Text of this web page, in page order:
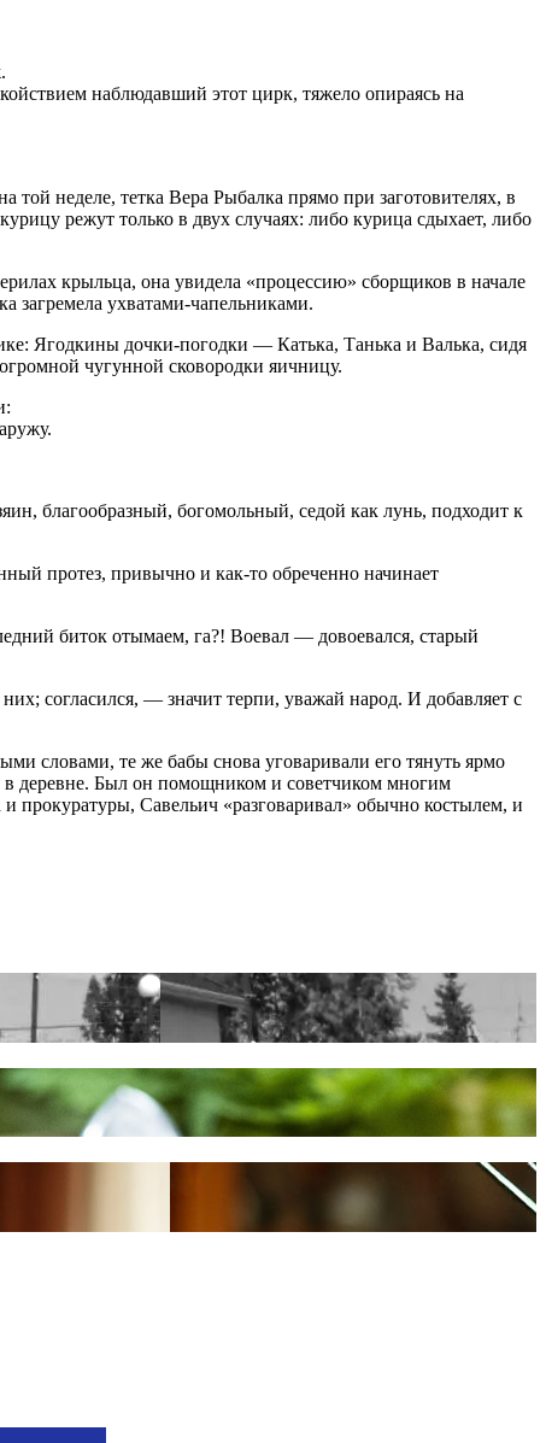
наблюдавший этот цирк, тяжело опираясь на
неделе, тетка Вера Рыбалка прямо при заготовителях, в
режут только в двух случаях: либо курица сдыхает, либо
крыльца, она увидела «процессию» сборщиков в начале
загре­мела ухватами-чапельниками.
Ягодкины дочки-погодки — Катька, Танька и Валька, сидя
чугунной сковородки яичницу.
благообразный, богомольный, седой как лунь, подходит к
протез, привычно и как-то обреченно начинает
биток отымаем, га?! Воевал — довоевался, старый
согласился, — значит терпи, уважай народ. И добавляет с
словами, те же бабы снова уговаривали его тянуть ярмо
в деревне. Был он помощником и советчиком многим
Савельич «разговаривал» обычно костылем, и